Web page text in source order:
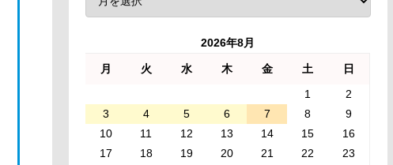
2026年8月
月 火 水 木 金 土
日
1
2
3
4 5 6 7 8
9
10
11 12 13 14 15
16
17
18 19 20 21 22
23